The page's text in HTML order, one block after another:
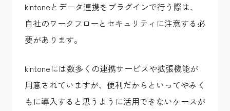
kintoneとデータ連携をプラグインで行う際は、
自社のワークフローとセキュリティに注意する必
要があります。
kintoneには数多くの連携サービスや拡張機能が
用意されていますが、便利だからといってやみく
もに導入すると思うように活用できないケースが